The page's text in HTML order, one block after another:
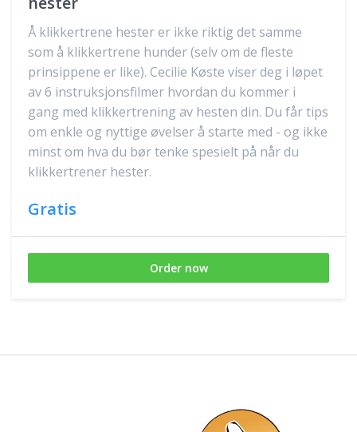
Å klikkertrene hester er ikke riktig det samme
som å klikkertrene hunder (selv om de fleste
prinsippene er like). Cecilie Køste viser deg i løpet
av 6 instruksjonsfilmer hvordan du kommer i
gang med klikkertrening av hesten din. Du får tips
om enkle og nyttige øvelser å starte med - og ikke
minst om hva du bør tenke spesielt på når du
klikkertrener hester.
Gratis
Order now